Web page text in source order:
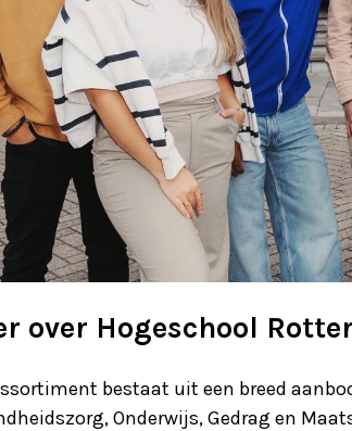
over Hogeschool
bestaat uit een breed
Onderwijs, Gedrag en